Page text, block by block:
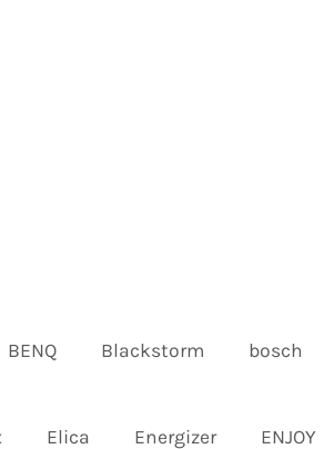
BENQ Blackstorm bosch
Elica Energizer ENJOY